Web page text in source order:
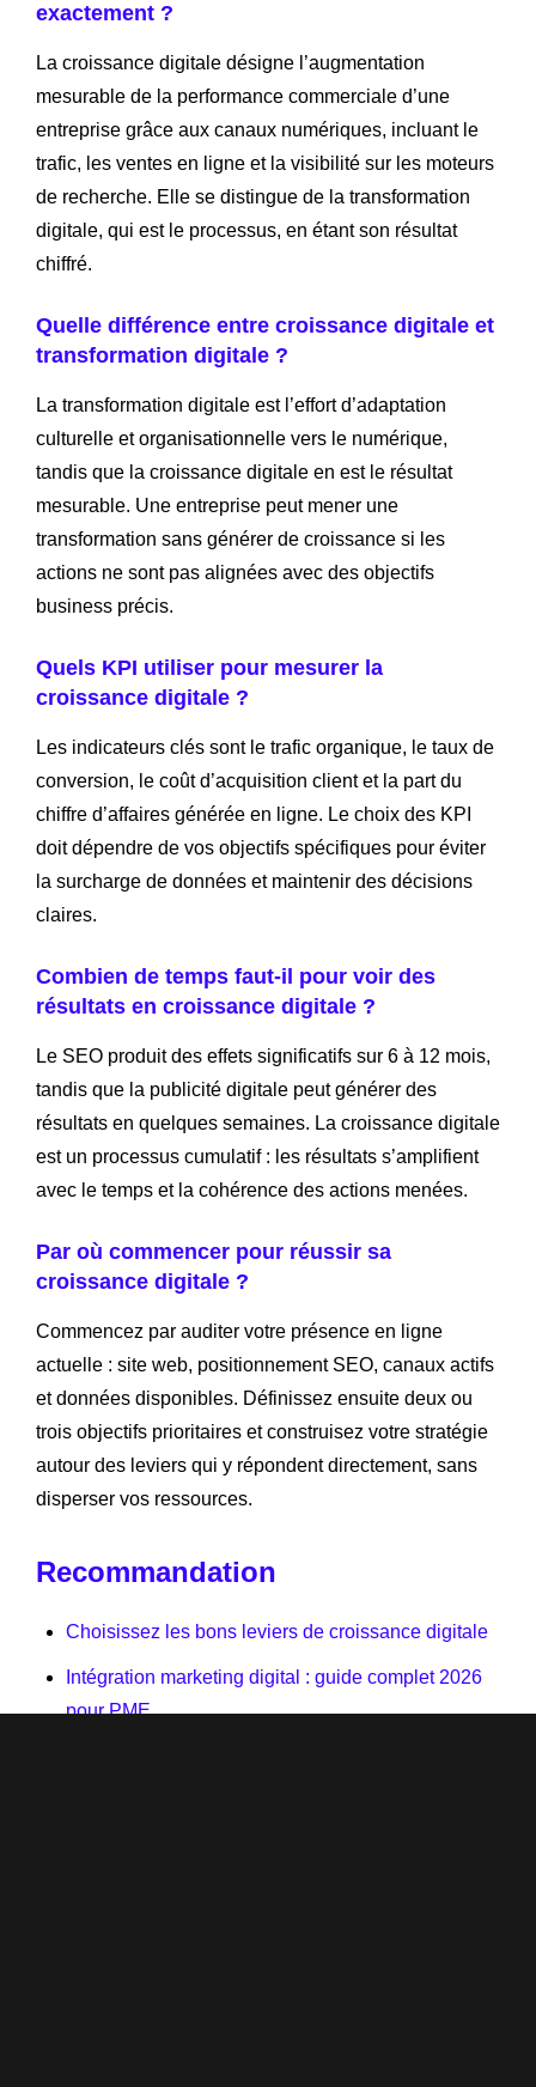
exactement ?
La croissance digitale désigne l’augmentation
mesurable de la performance commerciale d’une
entreprise grâce aux canaux numériques, incluant le
trafic, les ventes en ligne et la visibilité sur les moteurs
de recherche. Elle se distingue de la transformation
digitale, qui est le processus, en étant son résultat
chiffré.
Quelle différence entre croissance digitale et
transformation digitale ?
La transformation digitale est l’effort d’adaptation
culturelle et organisationnelle vers le numérique,
tandis que la croissance digitale en est le résultat
mesurable. Une entreprise peut mener une
transformation sans générer de croissance si les
actions ne sont pas alignées avec des objectifs
business précis.
Quels KPI utiliser pour mesurer la
croissance digitale ?
Les indicateurs clés sont le trafic organique, le taux de
conversion, le coût d’acquisition client et la part du
chiffre d’affaires générée en ligne. Le choix des KPI
doit dépendre de vos objectifs spécifiques pour éviter
la surcharge de données et maintenir des décisions
claires.
Combien de temps faut-il pour voir des
résultats en croissance digitale ?
Le SEO produit des effets significatifs sur 6 à 12 mois,
tandis que la publicité digitale peut générer des
résultats en quelques semaines. La croissance digitale
est un processus cumulatif : les résultats s’amplifient
avec le temps et la cohérence des actions menées.
Par où commencer pour réussir sa
croissance digitale ?
Commencez par auditer votre présence en ligne
actuelle : site web, positionnement SEO, canaux actifs
et données disponibles. Définissez ensuite deux ou
trois objectifs prioritaires et construisez votre stratégie
autour des leviers qui y répondent directement, sans
disperser vos ressources.
Recommandation
Choisissez les bons leviers de croissance digitale
Intégration marketing digital : guide complet 2026
pour PME